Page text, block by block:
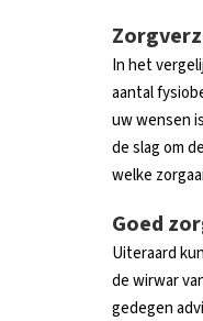
In het
aantal
uw wensen
de slag om
welke
Goed
Uiteraard
de wirwar
gedegen